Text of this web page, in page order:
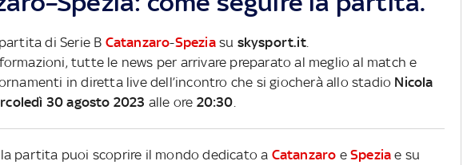
di Serie B Catanzaro-Speziasu skysport.it.
tutte le news per arrivare preparato al meglio al match e
in diretta live dell’incontro che si giocherà allo stadio Nicola
30 agosto 2023 alle ore 20:30
partita puoi scoprire il mondo dedicato a Catanzaro eSpezia e su